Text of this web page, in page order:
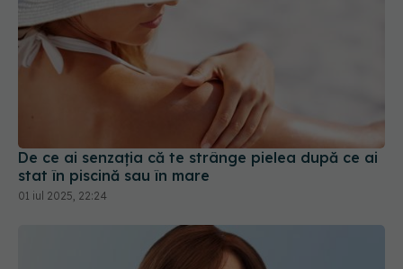
De ce ai senzația că te strânge pielea după ce ai
stat în piscină sau în mare
01 iul 2025, 22:24